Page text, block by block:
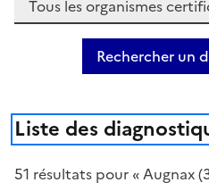
Rechercher un
Liste des
51 résultats pour « Augnax